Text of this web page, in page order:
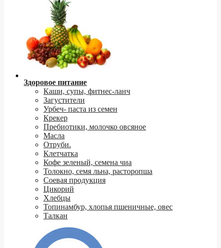
Здоровое питание
Каши, супы, фитнес-ланч
Загустители
Урбеч- паста из семен
Крекер
Пребиотики, молочко овсяное
Масла
Отруби.
Клетчатка
Кофе зеленый, семена чиа
Толокно, семя льна, расторопша
Соевая продукция
Цикорий
Хлебцы
Топинамбур, хлопья пшеничные, овес
Талкан